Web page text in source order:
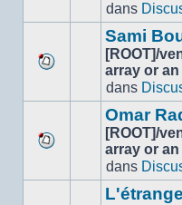
nouveau
message
dans
nouveau
message
Sami
[ROOT]/
array or
dans
nouveau
message
Omar
[ROOT]/
array or
dans